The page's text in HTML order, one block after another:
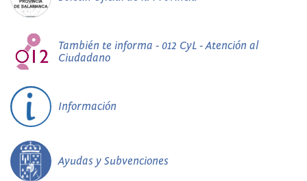
También te informa - 012 CyL - Atención al
Ciudadano
Información
Ayudas y Subvenciones